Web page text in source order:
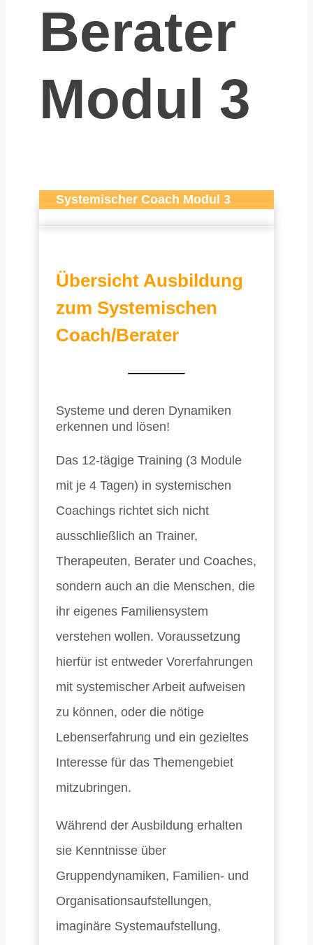
Berater
Modul 3
Systemischer Coach Modul 3
Übersicht Ausbildung
zum Systemischen
Coach/Berater
Systeme und deren Dynamiken
erkennen und lösen!
Das 12-tägige Training (3 Module
mit je 4 Tagen) in systemischen
Coachings richtet sich nicht
ausschließlich an Trainer,
Therapeuten, Berater und Coaches,
sondern auch an die Menschen, die
ihr eigenes Familiensystem
verstehen wollen. Voraussetzung
hierfür ist entweder Vorerfahrungen
mit systemischer Arbeit aufweisen
zu können, oder die nötige
Lebenserfahrung und ein gezieltes
Interesse für das Themengebiet
mitzubringen.
Während der Ausbildung erhalten
sie Kenntnisse über
Gruppendynamiken, Familien- und
Organisationsaufstellungen,
imaginäre Systemaufstellung,